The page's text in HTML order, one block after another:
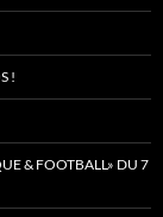
!
& FOOTBALL» DU 7